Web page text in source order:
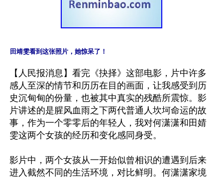
田靖雯看到这张照片，她惊呆了！
【人民报消息】看完《抉择》这部电影，片中许多
感人至深的情节和历历在目的画面，让我感受到历
史沉甸甸的份量，也被其中真实的残酷所震惊。影
片讲述的是腥风血雨之下两代普通人坎坷命运的故
事，作为一个零零后的年轻人，我对何潇潇和田婧
雯这两个女孩的经历和变化感同身受。
影片中，两个女孩从一开始似曾相识的遭遇到后来
进入截然不同的生活环境，对比鲜明。何潇潇家境